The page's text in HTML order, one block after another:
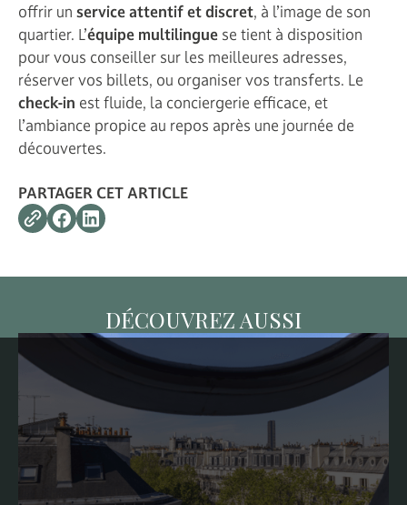
offrir un service attentif et discret, à l’image de son
quartier. L’équipe multilingue se tient à disposition
pour vous conseiller sur les meilleures adresses,
réserver vos billets, ou organiser vos transferts. Le
check-in est fluide, la conciergerie efficace, et
l’ambiance propice au repos après une journée de
découvertes.
PARTAGER CET ARTICLE
DÉCOUVREZ AUSSI